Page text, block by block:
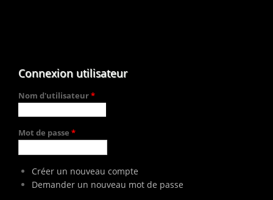
Connexion utilisateur
Nom d'utilisateur*
Mot de passe *
Créer un nouveau compte
Demander un nouveau mot de passe